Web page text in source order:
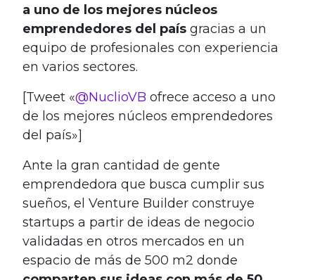
a uno de los mejores núcleos
emprendedores del país gracias a un
equipo de profesionales con experiencia
en varios sectores.
[Tweet «@NuclioVB ofrece acceso a uno
de los mejores núcleos emprendedores
del país»]
Ante la gran cantidad de gente
emprendedora que busca cumplir sus
sueños, el Venture Builder construye
startups a partir de ideas de negocio
validadas en otros mercados en un
espacio de más de 500 m2 donde